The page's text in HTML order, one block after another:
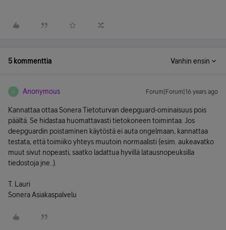
5 kommenttia Vanhin ensin
A Anonymous Forum|Forum|16 years ago
Kannattaa ottaa Sonera Tietoturvan deepguard-ominaisuus pois
päältä. Se hidastaa huomattavasti tietokoneen toimintaa. Jos
deepguardin poistaminen käytöstä ei auta ongelmaan, kannattaa
testata, että toimiiko yhteys muutoin normaalisti (esim. aukeavatko
muut sivut nopeasti, saatko ladattua hyvillä latausnopeuksilla
tiedostoja jne..).
T. Lauri
Sonera Asiakaspalvelu